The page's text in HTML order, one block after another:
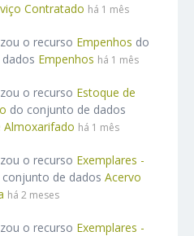
Contratado há 1 mês
o recurso Empenhos do
Empenhos há 1 mês
o recurso Estoque de
do conjunto de dados
Almoxarifado há 1 mês
o recurso Exemplares -
conjunto de dados Acervo
há 2 meses
o recurso Exemplares -